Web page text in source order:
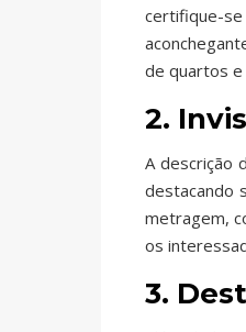
certifique-
de quartos e
2.
A descrição
destacando
metragem,
os
3.